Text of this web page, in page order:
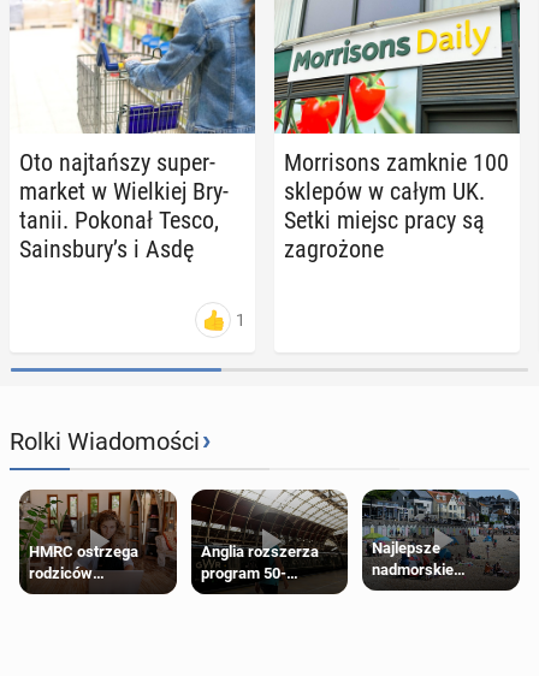
Oto naj­tań­szy su­per­
mar­ket w Wiel­kiej Bry­
ta­nii. Pokonał Tesco,
Sa­ins­bu­ry’s i Asdę
1
Mor­ri­sons zamknie 100
sklepów w całym UK.
Setki miejsc pracy są
za­gro­żo­ne
Rolki Wiadomości›
HMRC ostrzega
rodziców
pobierających Child
Anglia rozszerza
program 50-
procentowych
Najlepsze
nadmorskie
miasteczko blisko